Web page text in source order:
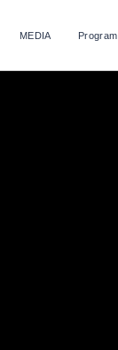
MEDIA Program